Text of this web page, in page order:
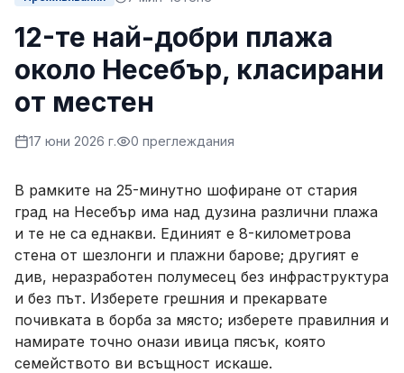
12-те най-добри плажа
около Несебър, класирани
от местен
17 юни 2026 г. 0 преглеждания
В рамките на 25-минутно шофиране от стария
град на Несебър има над дузина различни плажа
и те не са еднакви. Единият е 8-километрова
стена от шезлонги и плажни барове; другият е
див, неразработен полумесец без инфраструктура
и без път. Изберете грешния и прекарвате
почивката в борба за място; изберете правилния и
намирате точно онази ивица пясък, която
семейството ви всъщност искаше.